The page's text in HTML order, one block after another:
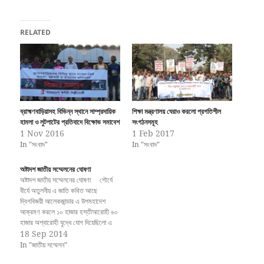
RELATED
ব্রাহ্মণবাড়িয়াসহ বিভিন্ন স্থানে সাম্প্রদায়িক
হামলা ও লুটপাটের প্রতিবাদে বিক্ষোভ সমাবেশ
1 Nov 2016
In "সংবাদ"
শিক্ষা মন্ত্রণালয় ঘেরাও করলো প্রগতিশীল
সংগঠনসমূহ
1 Feb 2017
In "সংবাদ"
অষ্টাদশ জাতীয় সম্মেলনের ঘোষণা
অষ্টাদশ জাতীয় সম্মেলনের ঘোষণা শৌর্যে
বীর্যে অতুলনীয় এ জাতি কথিত আছে
দ্বিগবিজয়ী আলেকজান্ডার এ উপমহাদেশ
আক্রমণ করলে ১০ হাজার হস্তীআরোহী ৬০
হাজার অশ্বারোহী যুদ্ধে যোগ দিয়েছিলো এ
বাঙলা থেকে । মোগলরা কখনো বাঙলার
বারভূঁইয়াকে বাগে আনতে পারেনি। ৭১ এর
18 Sep 2014
In "জাতীয় সম্মেলন"